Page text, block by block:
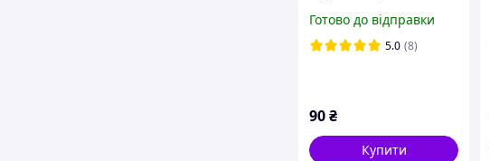
фільму Дивергент
Готово до відправки
5.0 (8)
90₴
Купити